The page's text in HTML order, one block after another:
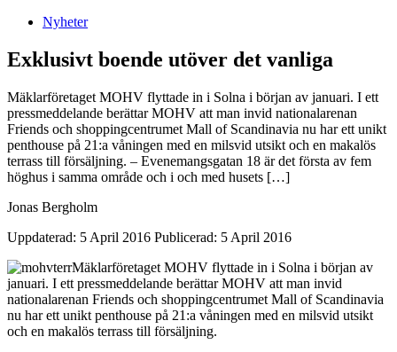
Nyheter
Exklusivt boende utöver det vanliga
Mäklarföretaget MOHV flyttade in i Solna i början av januari. I ett
pressmeddelande berättar MOHV att man invid nationalarenan
Friends och shoppingcentrumet Mall of Scandinavia nu har ett unikt
penthouse på 21:a våningen med en milsvid utsikt och en makalös
terrass till försäljning. – Evenemangsgatan 18 är det första av fem
höghus i samma område och i och med husets […]
Jonas Bergholm
Uppdaterad: 5 April 2016 Publicerad: 5 April 2016
Mäklarföretaget MOHV flyttade in i Solna i början av
januari. I ett pressmeddelande berättar MOHV att man invid
nationalarenan Friends och shoppingcentrumet Mall of Scandinavia
nu har ett unikt penthouse på 21:a våningen med en milsvid utsikt
och en makalös terrass till försäljning.